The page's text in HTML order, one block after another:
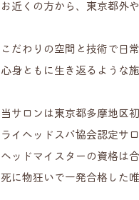
お近くの方から、東京都外
こだわりの空間と技術で日
心身ともに生き返るような
当サロンは東京都多摩地区
ライヘッドスパ協会認定サ
ヘッドマイスターの資格は
死に物狂いで一発合格した